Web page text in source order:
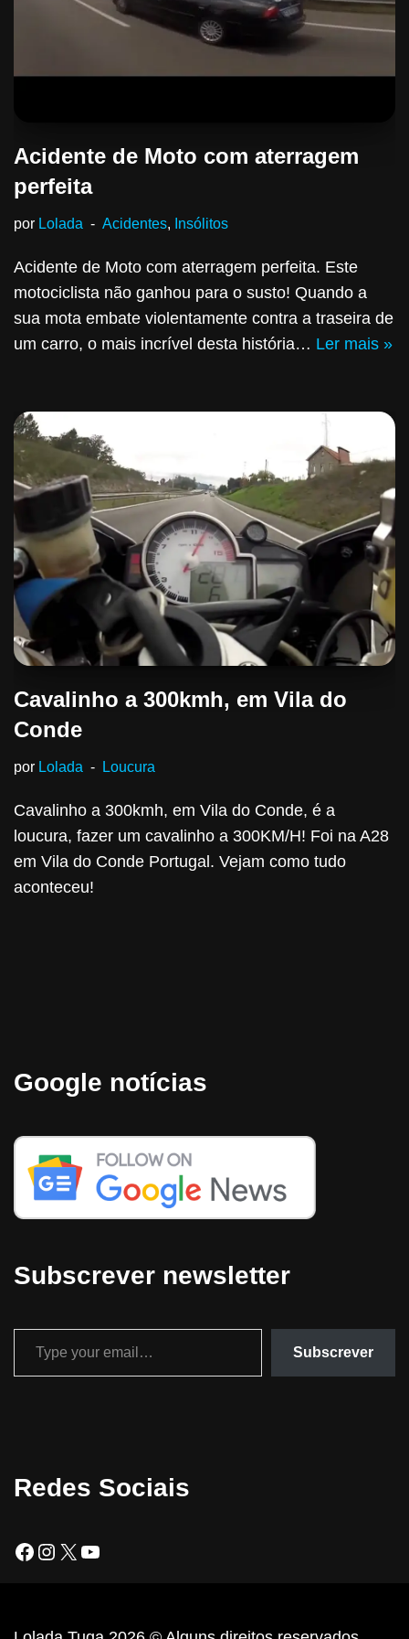
Acidente de Moto com aterragem
perfeita
por Lolada Acidentes Insólitos
Acidente de Moto com aterragem perfeita. Este
motociclista não ganhou para o susto! Quando a
sua mota embate violentamente contra a traseira de
um carro, o mais incrível desta história… Ler mais »
Cavalinho a 300kmh, em Vila do
Conde
por Lolada Loucura
Cavalinho a 300kmh, em Vila do Conde, é a
loucura, fazer um cavalinho a 300KM/H! Foi na A28
em Vila do Conde Portugal. Vejam como tudo
aconteceu!
Google notícias
Subscrever newsletter
Subscrever
Redes Sociais